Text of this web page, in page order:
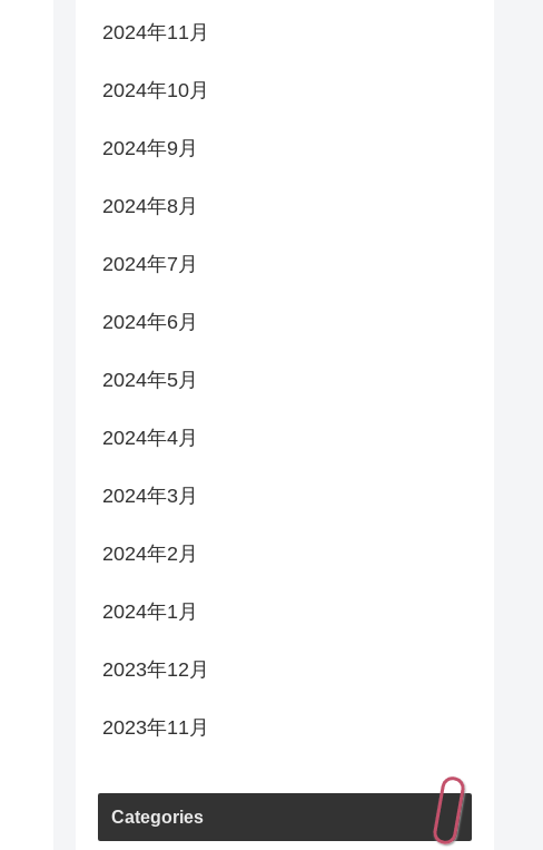
2024年11月
2024年10月
2024年9月
2024年8月
2024年7月
2024年6月
2024年5月
2024年4月
2024年3月
2024年2月
2024年1月
2023年12月
2023年11月
Categories